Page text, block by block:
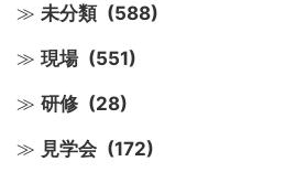
未分類 (588)
現場 (551)
研修 (28)
見学会 (172)